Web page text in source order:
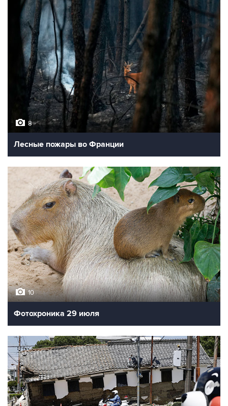
8
Лесные пожары во Франции
10
Фотохроника 29 июля